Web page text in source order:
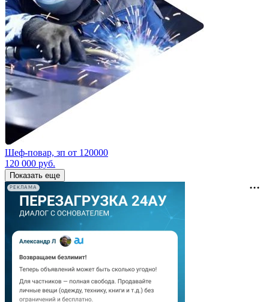
Шеф-повар, зп от 120000
120 000 руб.
Показать еще
РЕКЛАМА